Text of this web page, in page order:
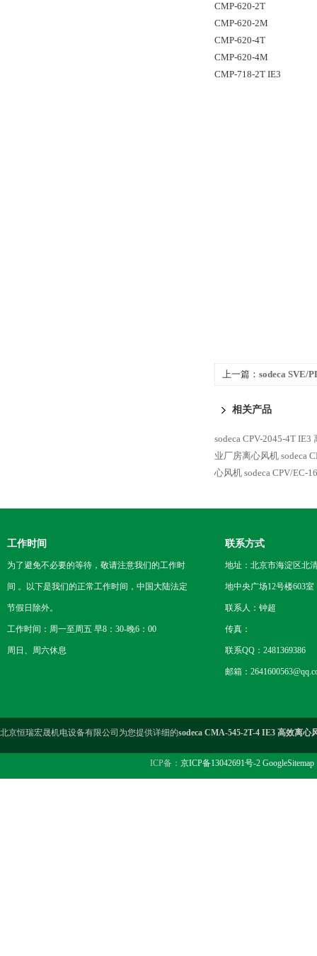
CMP-620-2T
CMP-620-2M
CMP-620-4T
CMP-620-4M
CMP-718-2T IE3
上一篇： sodeca SVE/
相关产品
sodeca CPV-2045-4T IE3
业厂房离心风机 sodeca
心风机 sodeca CPV/EC-
工作时间
为了避免不必要的等待，敬请注意我们的工作时
间 。以下是我们的正常工作时间，中国大陆法定
节假日除外。
工作时间：周一至周五 早8：30-晚6：00
周日、周六休息
联系方式
地址：北京市海淀区北
地中央广场12号楼603室
联系人：钟超
传真：
联系QQ：2481369386
邮箱：
北京恒瑞宏晟机电设备有限公司为您提供详细的sodeca CMA-545-2T-4 IE3 高效离心
ICP备： 京ICP备13042691号-2 GoogleSitemap